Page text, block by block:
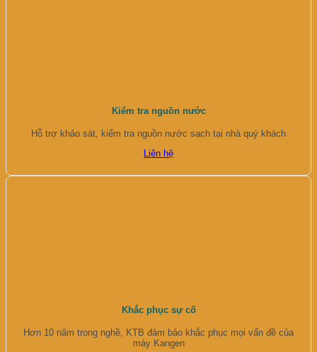
Kiểm tra nguồn nước
Hỗ trợ khảo sát, kiểm tra nguồn nước sạch tại nhà quý khách
Liên hệ
Khắc phục sự cố
Hơn 10 năm trong nghề, KTB đảm bảo khắc phục mọi vấn đề của
máy Kangen